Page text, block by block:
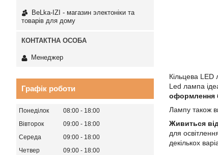
Кільцева
Led лампа
оформлення
Лампу також
Живиться
для
декількох
BeLka-IZI - магазин электоніки та
товарів для дому
Менеджер
Графік роботи
Понеділок 08:00
18:00
Вівторок
09:00
18:00
Середа
09:00
18:00
Четвер
09:00
18:00